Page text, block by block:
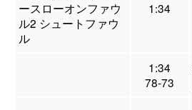
ースローオンファウ
ル2 シュートファウ
ル
1:34
1:34
78-73